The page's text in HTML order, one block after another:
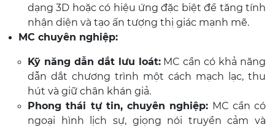
dạng 3D hoặc có hiệu ứng đặc biệt để tăng tính
nhận diện và tạo ấn tượng thị giác mạnh mẽ.
MC chuyên nghiệp:
Kỹ năng dẫn dắt lưu loát:MC cần có khả năng
dẫn dắt chương trình một cách mạch lạc, thu
hút và giữ chân khán giả.
Phong thái tự tin, chuyên nghiệp: MC cần có
ngoại hình lịch sự, giọng nói truyền cảm và